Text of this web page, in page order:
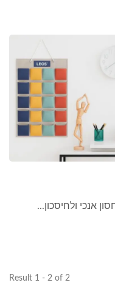
אנכי ולחיסכון...
Result 1 - 2 of 2